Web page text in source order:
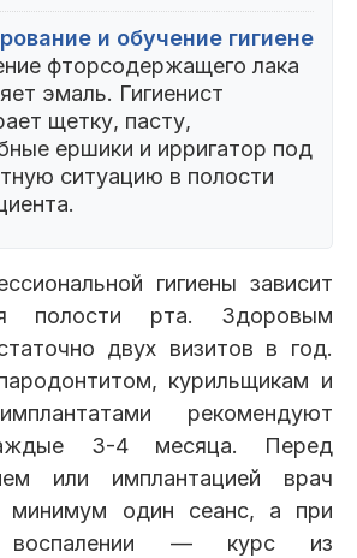
и обучение гигиене
фторсодержащего лака
эмаль. Гигиенист
щетку, пасту,
ершики и ирригатор под
ситуацию в полости
гигиены зависит
полости рта. Здоровым
двух визитов в год.
курильщикам и
рекомендуют
3-4 месяца. Перед
или имплантацией врач
минимум один сеанс, а при
воспалении — курс из